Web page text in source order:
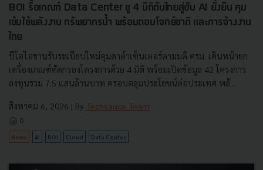
BOI รื้อเกณฑ์ Data Center ชู 4 มิติดันไทยสู่ฮับ AI ยั่งยืน คุม
เข้มใช้พลังงาน ทรัพยากรน้ำ พร้อมตอบโจทย์ชาติ และการจ้างงาน
ไทย
บีโอไอขานรับระเบียบใหม่คุมดาต้าเซ็นเตอร์ตามมติ ครม. เดินหน้ายก
เครื่องเกณฑ์คัดกรองโครงการด้วย 4 มิติ พร้อมเปิดข้อมูล 42 โครงการ
ลงทุนรวม 7.5 แสนล้านบาท ครอบคลุมประโยชน์ต่อประเทศ พลั...
สิงหาคม 6, 2026 | By Techsauce Team
0
News AI BOI Cloud Data Center